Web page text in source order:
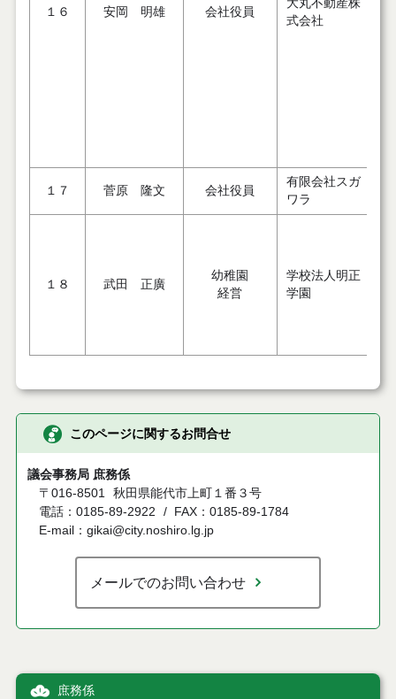
１６ 安岡 明雄 会社役員
大丸不動産株
式会社
１７ 菅原 隆文 会社役員
有限会社スガ
ワラ
１８ 武田 正廣
幼稚園
経営
学校法人明正
学園
このページに関するお問合せ
議会事務局 庶務係
〒016-8501 秋田県能代市上町１番３号
電話：0185-89-2922
FAX：0185-89-1784
E-mail：gikai@city.noshiro.lg.jp
メールでのお問い合わせ
庶務係